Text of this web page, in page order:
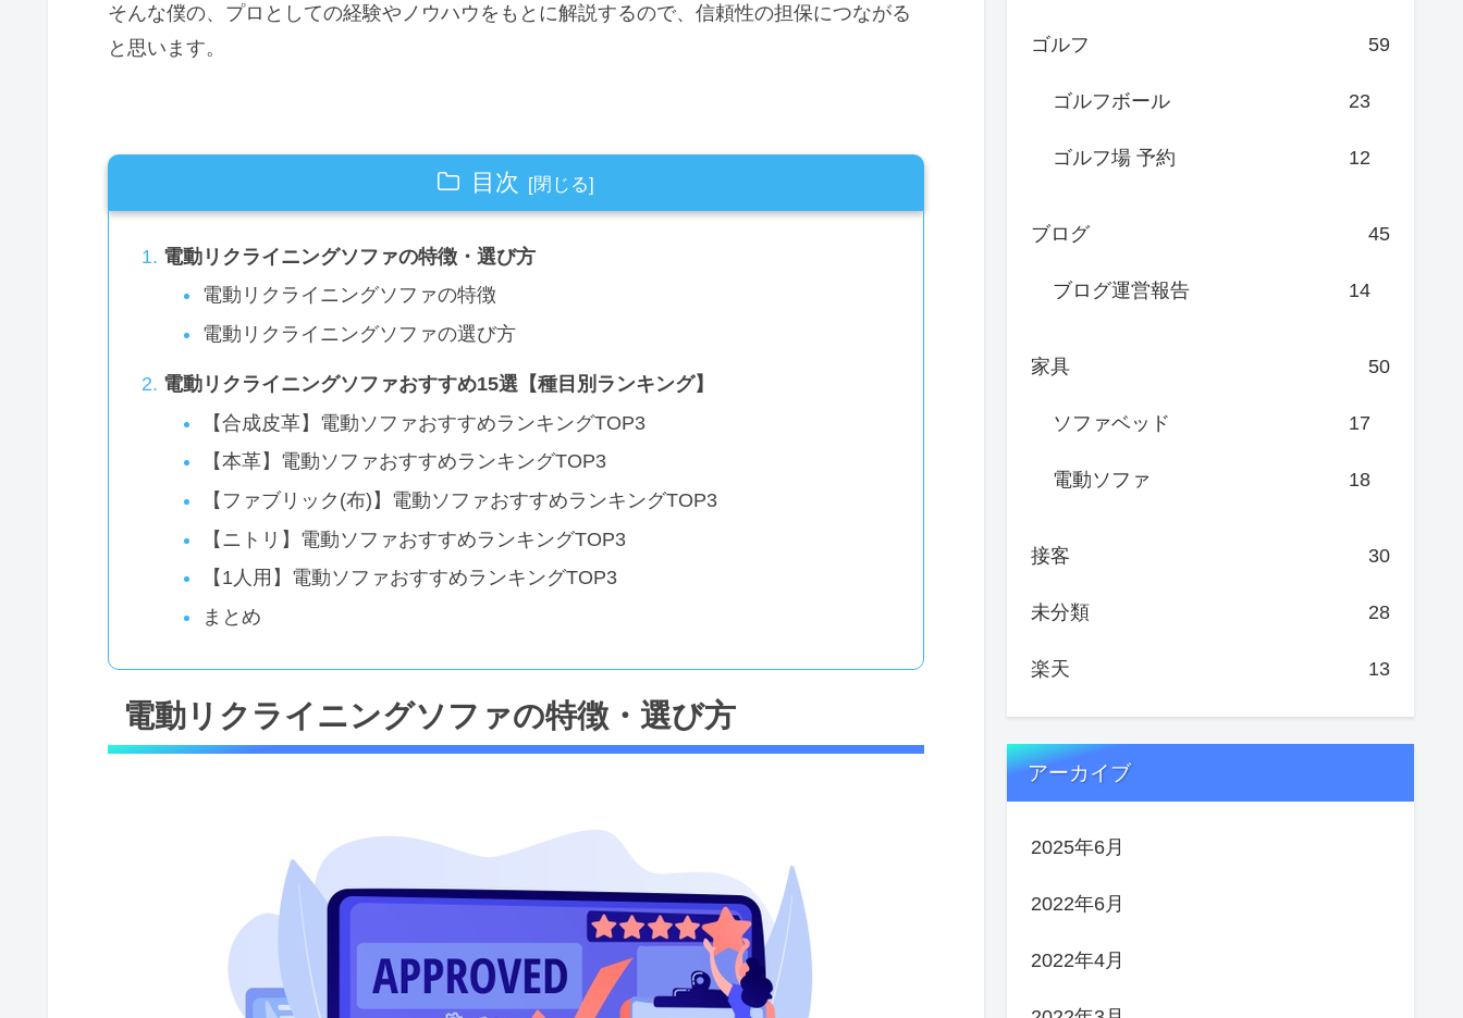
そんな僕の、プロとしての経験やノウハウをもとに解説するので、信頼性の担保につながる
と思います。
目次
電動リクライニングソファの特徴・選び方
電動リクライニングソファの特徴
電動リクライニングソファの選び方
電動リクライニングソファおすすめ15選【種目別ランキング】
【合成皮革】電動ソファおすすめランキングTOP3
【本革】電動ソファおすすめランキングTOP3
【ファブリック(布)】電動ソファおすすめランキングTOP3
【ニトリ】電動ソファおすすめランキングTOP3
【1人用】電動ソファおすすめランキングTOP3
まとめ
電動リクライニングソファの特徴・選び方
ゴルフ 59
ゴルフボール 23
ゴルフ場 予約 12
ブログ 45
ブログ運営報告 14
家具 50
ソファベッド 17
電動ソファ 18
接客 30
未分類 28
楽天 13
アーカイブ
2025年6月
2022年6月
2022年4月